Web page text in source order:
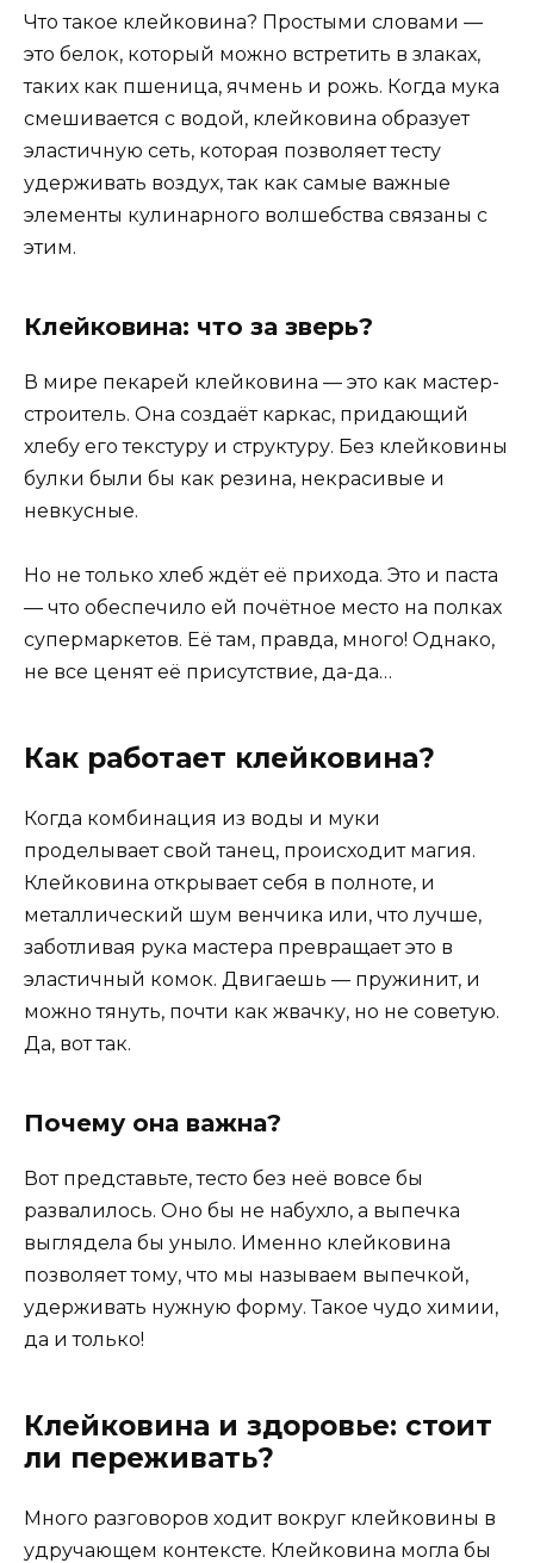
Что такое клейковина? Простыми словами —
это белок, который можно встретить в злаках,
таких как пшеница, ячмень и рожь. Когда мука
смешивается с водой, клейковина образует
эластичную сеть, которая позволяет тесту
удерживать воздух, так как самые важные
элементы кулинарного волшебства связаны с
этим.
Клейковина: что за зверь?
В мире пекарей клейковина — это как мастер-
строитель. Она создаёт каркас, придающий
хлебу его текстуру и структуру. Без клейковины
булки были бы как резина, некрасивые и
невкусные.
Но не только хлеб ждёт её прихода. Это и паста
— что обеспечило ей почётное место на полках
супермаркетов. Её там, правда, много! Однако,
не все ценят её присутствие, да-да…
Как работает клейковина?
Когда комбинация из воды и муки
проделывает свой танец, происходит магия.
Клейковина открывает себя в полноте, и
металлический шум венчика или, что лучше,
заботливая рука мастера превращает это в
эластичный комок. Двигаешь — пружинит, и
можно тянуть, почти как жвачку, но не советую.
Да, вот так.
Почему она важна?
Вот представьте, тесто без неё вовсе бы
развалилось. Оно бы не набухло, а выпечка
выглядела бы уныло. Именно клейковина
позволяет тому, что мы называем выпечкой,
удерживать нужную форму. Такое чудо химии,
да и только!
Клейковина и здоровье: стоит
ли переживать?
Много разговоров ходит вокруг клейковины в
удручающем контексте. Клейковина могла бы